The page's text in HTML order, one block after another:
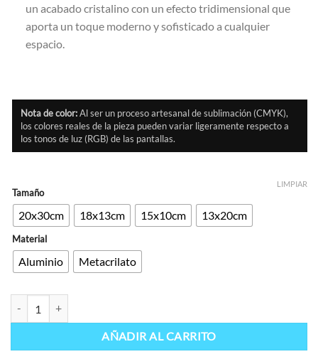
un acabado cristalino con un efecto tridimensional que
aporta un toque moderno y sofisticado a cualquier
espacio.
Nota de color:Al ser un proceso artesanal de sublimación (CMYK),
los colores reales de la pieza pueden variar ligeramente respecto a
los tonos de luz (RGB) de las pantallas.
Tamaño
20x30cm 18x13cm 15x10cm 13x20cm
Material
Aluminio Metacrilato
LIMPIAR
AÑADIR AL CARRITO